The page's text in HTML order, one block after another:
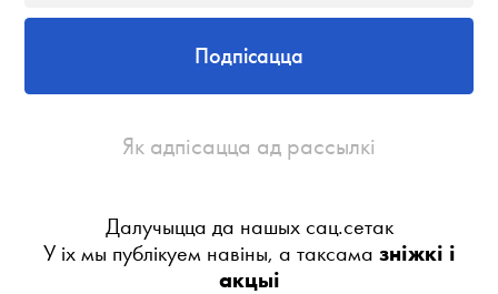
Подпісацца
Як адпісацца ад рассылкі
Далучыцца да нашых сац.сетак
У іх мы публікуем навіны, а таксама зніжкі і
акцыі